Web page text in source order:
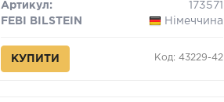
Артикул:
173571
FEBI BILSTEIN
Німеччина
КУПИТИ Код: 43229-42